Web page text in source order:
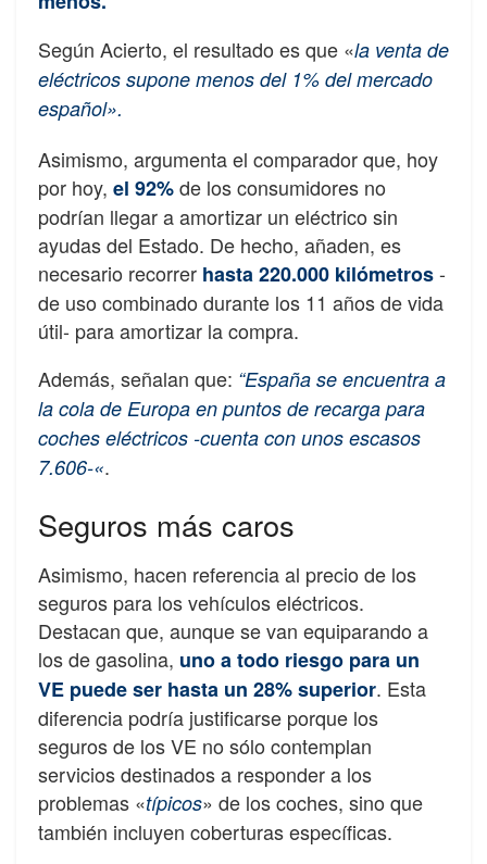
Según Acierto, el resultado es que «la venta de
eléctricos supone menos del 1% del mercado
español».
Asimismo, argumenta el comparador que, hoy
por hoy, el 92%de los consumidores no
podrían llegar a amortizar un eléctrico sin
ayudas del Estado. De hecho, añaden, es
necesario recorrer hasta 220.000 kilómetros-
de uso combinado durante los 11 años de vida
útil- para amortizar la compra.
Además, señalan que: “España se encuentra a
la cola de Europa en puntos de recarga para
coches eléctricos -cuenta con unos escasos
7.606-«.
Seguros más caros
Asimismo, hacen referencia al precio de los
seguros para los vehículos eléctricos.
Destacan que, aunque se van equiparando a
los de gasolina, uno a todo riesgo para un
VE puede ser hasta un 28% superior. Esta
diferencia podría justificarse porque los
seguros de los VE no sólo contemplan
servicios destinados a responder a los
problemas «típicos» de los coches, sino que
también incluyen coberturas específicas.